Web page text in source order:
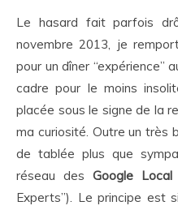
Le hasard fait parfois
novembre 2013, je
pour un dîner “expérience”
cadre pour le moins
placée sous le signe de la
ma curiosité. Outre un très
de tablée plus que
réseau des Google Local
Experts”). Le principe est